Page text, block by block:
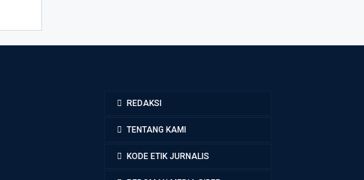
REDAKSI
TENTANG KAMI
KODE ETIK JURNALIS